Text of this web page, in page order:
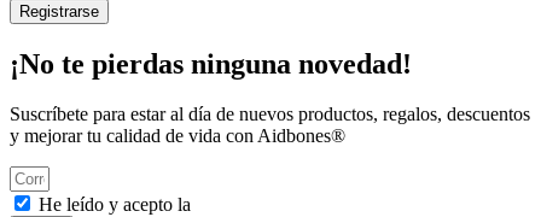
Registrarse
¡No te pierdas ninguna novedad!
Suscríbete para estar al día de nuevos productos, regalos, descuentos
y mejorar tu calidad de vida con Aidbones®
He leído y acepto la